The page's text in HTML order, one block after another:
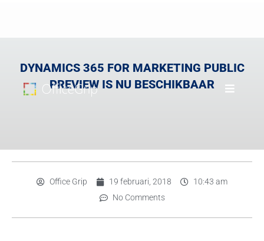
DYNAMICS 365 FOR MARKETING PUBLIC
PREVIEW IS NU BESCHIKBAAR
Office Grip 19 februari, 2018
10:43 am
No Comments